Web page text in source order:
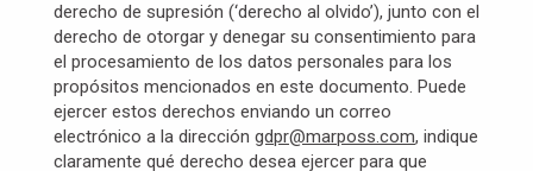
derecho de supresión (‘derecho al olvido’), junto con el
derecho de otorgar y denegar su consentimiento para
el procesamiento de los datos personales para los
propósitos mencionados en este documento. Puede
ejercer estos derechos enviando un correo
electrónico a la dirección gdpr@marposs.com, indique
claramente qué derecho desea ejercer para que